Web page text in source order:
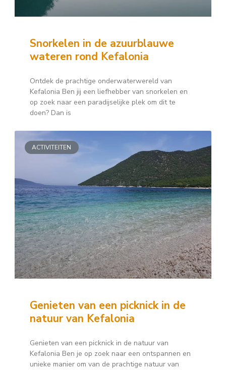
Snorkelen in de azuurblauwe
wateren rond Kefalonia
Ontdek de prachtige onderwaterwereld van
Kefalonia Ben jij een liefhebber van snorkelen en
op zoek naar een paradijselijke plek om dit te
doen? Dan is
ACTIVITEITEN
Genieten van een picknick in de
natuur van Kefalonia
Genieten van een picknick in de natuur van
Kefalonia Ben je op zoek naar een ontspannen en
unieke manier om van de prachtige natuur van